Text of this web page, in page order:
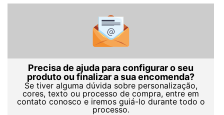
Precisa de ajuda para configurar o seu
produto ou finalizar a sua encomenda?
Se tiver alguma dúvida sobre personalização,
cores, texto ou processo de compra, entre em
contato conosco e iremos guiá-lo durante todo o
processo.